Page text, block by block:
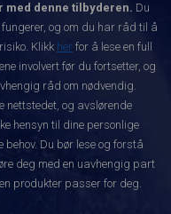
med denne tilbyderen. Du
og om du har råd til å
Klikk her for å lese en full
involvert før du fortsetter, og
råd om nødvendig.
nettstedet, og avslørende
hensyn til dine personlige
Du bør lese og forstå
deg med en uavhengig part
produkter passer for deg.